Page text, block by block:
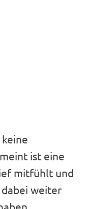
keine
ist eine
mitfühlt und
weiter